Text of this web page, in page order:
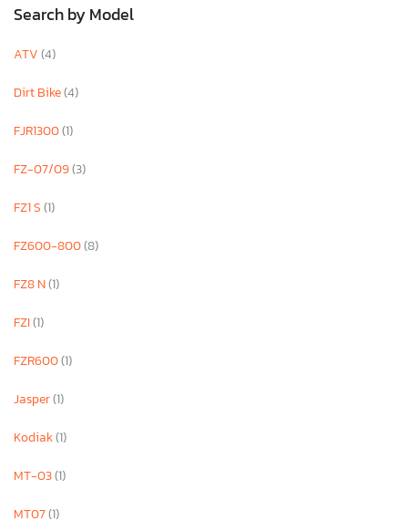
Search by Model
ATV(4)
Dirt Bike(4)
FJR1300(1)
FZ-07/09(3)
FZ1 S(1)
FZ600-800(8)
FZ8 N(1)
FZI(1)
FZR600(1)
Jasper(1)
Kodiak(1)
MT-03(1)
MT07(1)